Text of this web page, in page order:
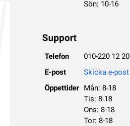
Sön: 10-16
Support
Telefon 010-220 12 20
E-post Skicka e-post
Öppettider
Mån: 8-18
Tis: 8-18
Ons: 8-18
Tor: 8-18